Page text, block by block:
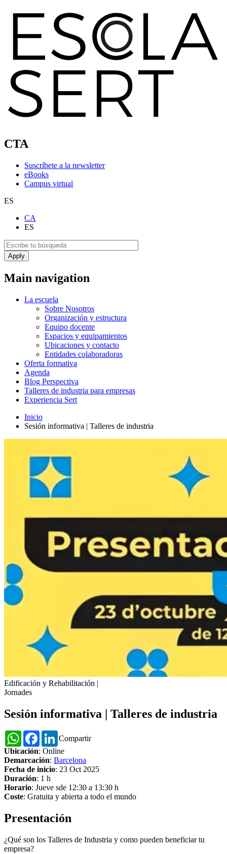
CTA
Suscríbete a la newsletter
eBooks
Campus virtual
ES
CA
ES
Main navigation
La escuela
Sobre Nosotros
Organización y estructura
Equipo docente
Espacios y equipamientos
Ubicaciones y contacto
Entidades colaboradoras
Oferta formativa
Agenda
Blog Perspectiva
Talleres de industria para empresas
Experiencia Sert
Inicio
Sesión informativa | Talleres de industria
Edificación y Rehabilitación |
Jornades
Sesión informativa | Talleres de industria
Compartir
WhatsAppFacebookLinkedIn
Ubicación: Online
Demarcación: Barcelona
Fecha de inicio: 23 Oct 2025
Duración: 1 h
Horario: Jueve sde 12:30 a 13:30 h
Coste: Gratuita y abierta a todo el mundo
Presentación
¿Qué son los Talleres de Industria y como pueden beneficiar tu
empresa?